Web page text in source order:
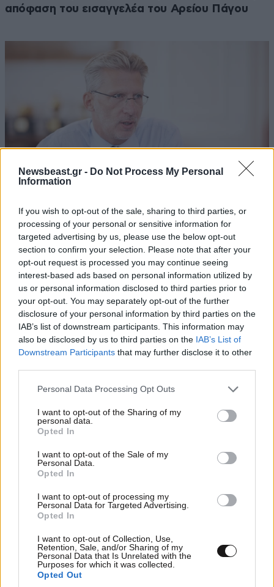
Newsbeast.gr - Do Not Process My Personal
Information
If you wish to opt-out of the sale, sharing to third parties, or
processing of your personal or sensitive information for
targeted advertising by us, please use the below opt-out
section to confirm your selection. Please note that after your
opt-out request is processed you may continue seeing
interest-based ads based on personal information utilized by
us or personal information disclosed to third parties prior to
your opt-out. You may separately opt-out of the further
disclosure of your personal information by third parties on the
IAB’s list of downstream participants. This information may
also be disclosed by us to third parties on the IAB’s List of
Downstream Participants that may further disclose it to other
Please note that this website/app uses one or more Google
not limited to your visit or usage behaviour. You may click to
grant or deny consent to Google and its third-party tags to
use your data for below specified purposes in below Google
consent section.
Personal Data Processing Opt Outs
I want to opt-out of the Sharing of my
personal data.
Opted In
I want to opt-out of the Sale of my
Personal Data.
Opted In
I want to opt-out of processing my
Personal Data for Targeted Advertising.
Opted In
I want to opt-out of Collection, Use,
Retention, Sale, and/or Sharing of my
Personal Data that Is Unrelated with the
Purposes for which it was collected.
Opted Out
απόφαση του εισαγγελέα του Αρείου Πάγου
Α. Σκέρτσος: Θρηνούμε για τις ζωές των
πυροσβεστών και των πιλότων που χάθηκαν
πηγαίνουν άλλοι στα εγκαίνια και λένε «το
καταφέραμε» – Η καλύτερή μου να κατέβει για
Ακολουθήστε τοNEWSBEASTστο